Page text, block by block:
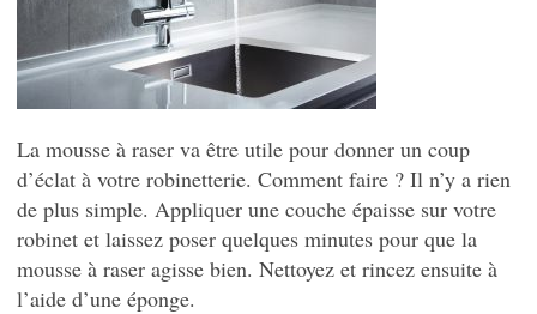
La mousse à raser va être utile pour donner un coup
d’éclat à votre robinetterie. Comment faire ? Il n’y a rien
de plus simple. Appliquer une couche épaisse sur votre
robinet et laissez poser quelques minutes pour que la
mousse à raser agisse bien. Nettoyez et rincez ensuite à
l’aide d’une éponge.